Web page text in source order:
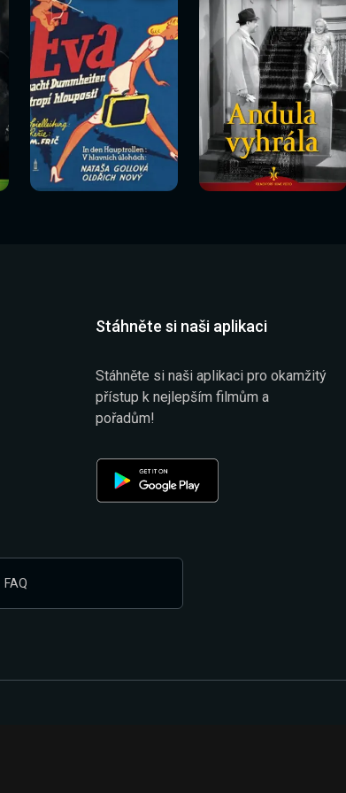
Sledovat
nyní
Sledovat nyní
Sledovat
nyní
Sledovat nyní
Stáhněte si naši aplikaci
Stáhněte si naši aplikaci pro okamžitý
přístup k nejlepším filmům a
pořadům!
FAQ